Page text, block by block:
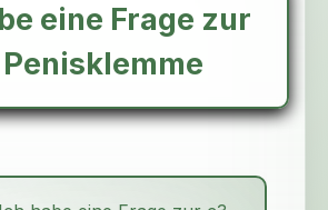
eine Frage zur